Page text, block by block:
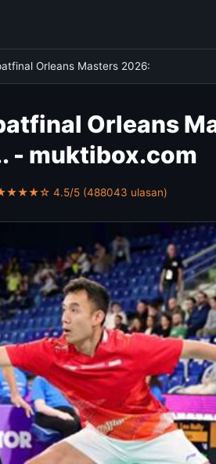
Orleans Masters 2026:
Orleans
- muktibox.com
4.5/5 (488043 ulasan)